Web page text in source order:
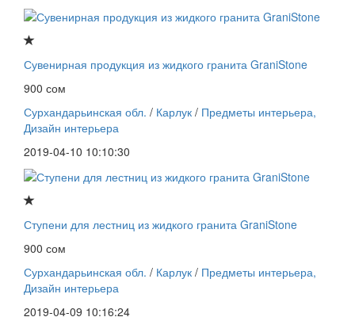
Сувенирная продукция из жидкого гранита GraniStone
900 сом
Сурхандарьинская обл. / Карлук / Предметы интерьера,
Дизайн интерьера
2019-04-10 10:10:30
Ступени для лестниц из жидкого гранита GraniStone
900 сом
Сурхандарьинская обл. / Карлук / Предметы интерьера,
Дизайн интерьера
2019-04-09 10:16:24